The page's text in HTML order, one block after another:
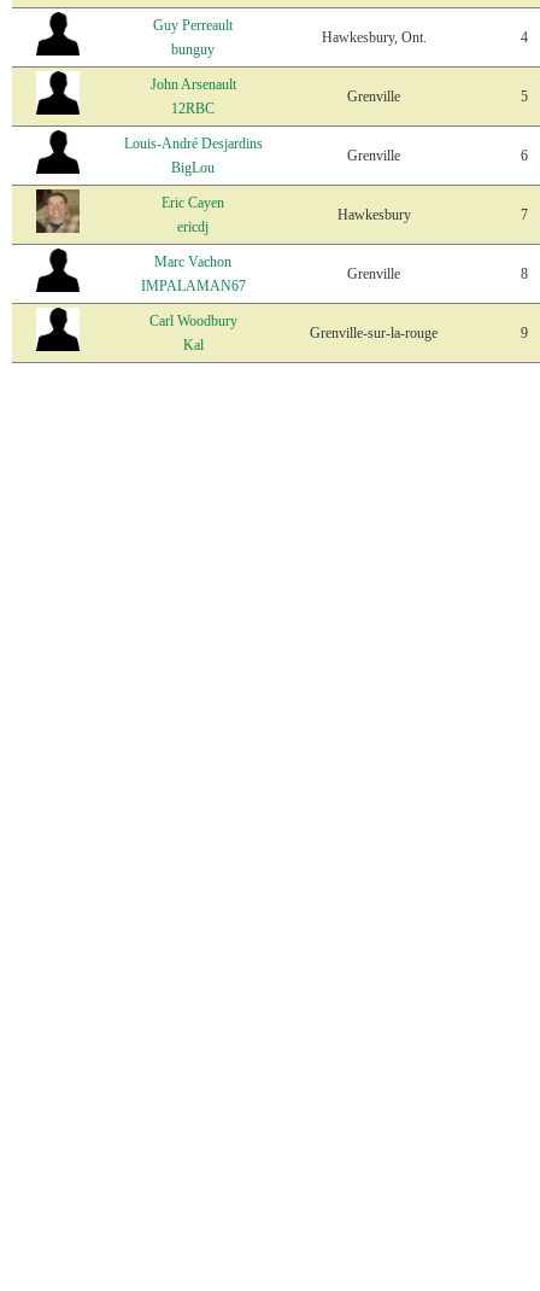
Guy Perreault
bunguy
Hawkesbury, Ont. 4
John Arsenault
12RBC
Grenville 5
Louis-André Desjardins
BigLou
Grenville 6
Eric Cayen
ericdj
Hawkesbury 7
Marc Vachon
IMPALAMAN67
Grenville 8
Carl Woodbury
Kal
Grenville-sur-la-rouge 9